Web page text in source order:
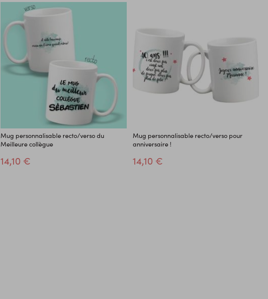
Mug personnalisable recto/verso du
Meilleure collègue
14,10 €
Mug personnalisable recto/verso pour
anniversaire !
14,10 €